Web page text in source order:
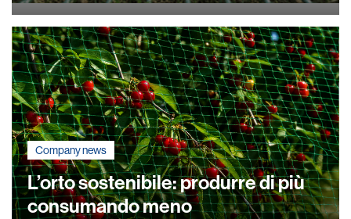
Company news
L’orto sostenibile: produrre di più
consumando meno